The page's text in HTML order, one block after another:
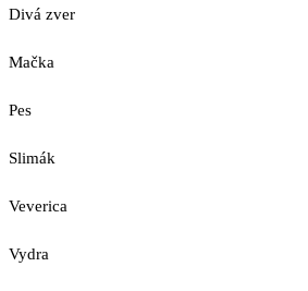
Divá zver
Mačka
Pes
Slimák
Veverica
Vydra